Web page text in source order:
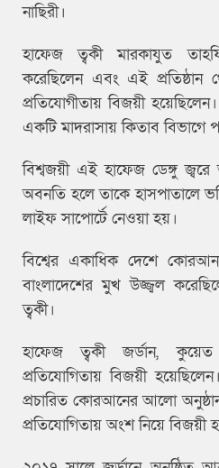
নাছিরী।
হাফেজ ত্বকী মারকাযুত
করেছিলেন এবং এই
প্রতিযোগীতায় বিজয়ী হয়েছিলেন।
একটি মাদরাসায় কিতাব বিভাগে
বিশ্বজয়ী এই হাফেজ ডেঙ্গু জ্বরে
অবনতি হলে তাকে হাসপাতালে
লাইফ সাপোর্টে নেওয়া হয়।
বিশ্বের একাধিক দেশে
বাংলাদেশের মুখ উজ্জ্বল
ত্বকী।
হাফেজ ত্বকী জর্ডান,
প্রতিযোগিতায় বিজয়ী
প্রচারিত কোরআনের আলো
প্রতিযোগিতায় অংশ নিয়ে বিজয়ী